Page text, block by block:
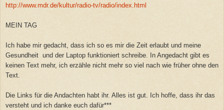
http://www.mdr.de/kultur/radio-tv/radio/index.html
MEIN TAG
Ich habe mir gedacht, dass ich so es mir die Zeit erlaubt und meine
Gesundheit und der Laptop funktioniert schreibe. In Angedacht gibt es
keinen Text mehr, ich erzähle nicht mehr so viel nach wie früher ohne den
Text.
Die Links für die Andachten habt ihr. Alles ist gut. Ich hoffe, dass ihr das
versteht und ich danke euch dafür***